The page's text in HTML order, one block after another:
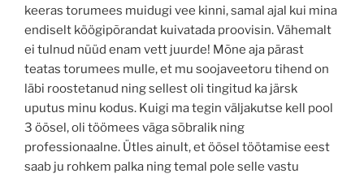
keeras torumees muidugi vee kinni, samal ajal kui mina
endiselt köögipõrandat kuivatada proovisin. Vähemalt
ei tulnud nüüd enam vett juurde! Mõne aja pärast
teatas torumees mulle, et mu soojaveetoru tihend on
läbi roostetanud ning sellest oli tingitud ka järsk
uputus minu kodus. Kuigi ma tegin väljakutse kell pool
3 öösel, oli töömees väga sõbralik ning
professionaalne. Ütles ainult, et öösel töötamise eest
saab ju rohkem palka ning temal pole selle vastu